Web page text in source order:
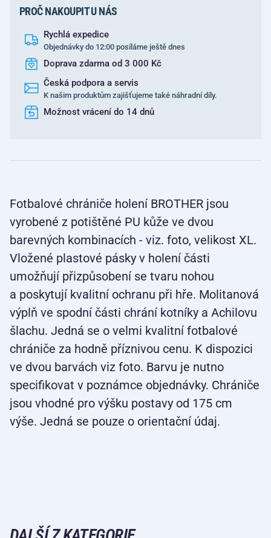
PROČ NAKOUPIT U NÁS
Rychlá expedice
Objednávky do 12:00 posíláme ještě dnes
Doprava zdarma od 3 000 Kč
Česká podpora a servis
K našim produktům zajišťujeme také náhradní díly.
Možnost vrácení do 14 dnů
Fotbalové chrániče holení BROTHER jsou
vyrobené z potištěné PU kůže ve dvou
barevných kombinacích - viz. foto, velikost XL.
Vložené plastové pásky v holení části
umožňují přizpůsobení se tvaru nohou
a poskytují kvalitní ochranu při hře. Molitanová
výplň ve spodní části chrání kotníky a Achilovu
šlachu. Jedná se o velmi kvalitní fotbalové
chrániče za hodně příznivou cenu. K dispozici
ve dvou barvách viz foto. Barvu je nutno
specifikovat v poznámce objednávky. Chrániče
jsou vhodné pro výšku postavy od 175 cm
výše. Jedná se pouze o orientační údaj.